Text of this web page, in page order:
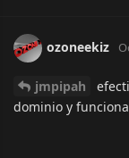
ozoneekiz
jmpipah
dominio y